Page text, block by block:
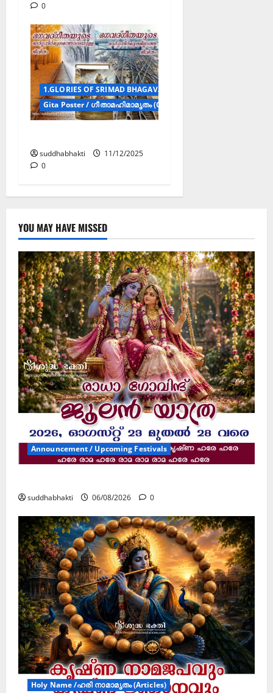
0
1.GLORIES OF SRIMAD BHAGAVAD GITA / ഗീത
Gita Poster / ഗീതാമഹിമാമൃതം (Gita Poster)
suddhabhakti
11/12/2025
0
YOU MAY HAVE MISSED
Announcement / Upcoming Festivals
suddhabhakti 06/08/2026 0
Holy Name /ഹരി നാമാമൃതം (Articles)